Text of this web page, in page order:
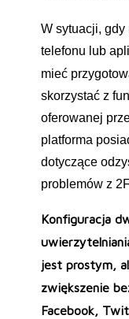
W sytuacji,
telefonu lub
mieć
skorzystać z
oferowanej
platforma
dotyczące
problemów z
Konfiguracja
jest prostym,
zwiększenie
Facebook,